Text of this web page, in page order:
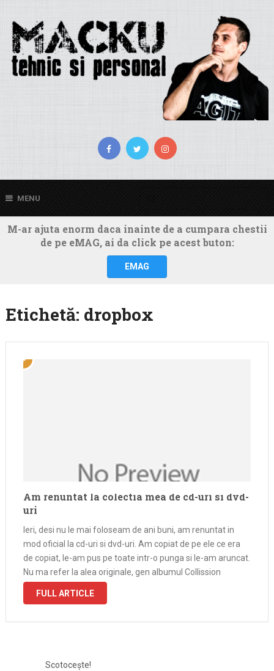
MENU
M-ar ajuta enorm daca inainte de a cumpara chestii
de pe eMAG, ai da click pe acest buton:
EMAG
Etichetă: dropbox
Am renuntat la colectia mea de cd-uri si dvd-
uri
Ieri, desi nu le mai foloseam de ani buni, am renuntat in
mod oficial la cd-uri si dvd-uri. Am copiat de pe ele ce era
de copiat, le-am pus pe toate intr-o punga si le-am aruncat.
Nu ma refer la alea originale, gen albumul Collission
Course …
FULL ARTICLE
Scotocește!